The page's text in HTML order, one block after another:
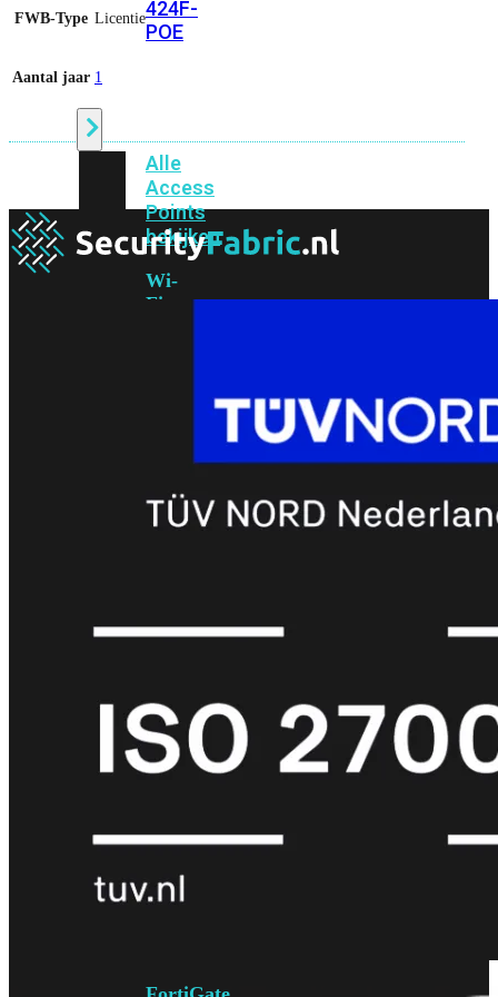
424F-
POE
Alle
Access
Points
bekijken
Wi-
Fi
Wi-
Fi
IndoorOutdoor
MIMO
bekijken
FWB-Type Licentie
Aantal jaar 1